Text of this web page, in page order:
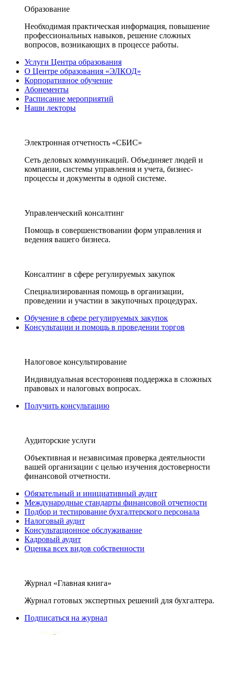
Образование
Необходимая практическая информация, повышение
профессиональных навыков, решение сложных
вопросов, возникающих в процессе работы.
Услуги Центра образования
О Центре образования «ЭЛКОД»
Корпоративное обучение
Абонементы
Расписание мероприятий
Наши лекторы
Электронная отчетность «СБИС»
Сеть деловых коммуникаций. Объединяет людей и
компании, системы управления и учета, бизнес-
процессы и документы в одной системе.
Управленческий консалтинг
Помощь в совершенствовании форм управления и
ведения вашего бизнеса.
Консалтинг в сфере регулируемых закупок
Специализированная помощь в организации,
проведении и участии в закупочных процедурах.
Обучение в сфере регулируемых закупок
Консультации и помощь в проведении торгов
Налоговое консультирование
Индивидуальная всесторонняя поддержка в сложных
правовых и налоговых вопросах.
Получить консультацию
Аудиторские услуги
Объективная и независимая проверка деятельности
вашей организации с целью изучения достоверности
финансовой отчетности.
Обязательный и инициативный аудит
Международные стандарты финансовой отчетности
Подбор и тестирование бухгалтерского персонала
Налоговый аудит
Консультационное обслуживание
Кадровый аудит
Оценка всех видов собственности
Журнал «Главная книга»
Журнал готовых экспертных решений для бухгалтера.
Подписаться на журнал